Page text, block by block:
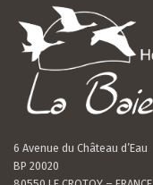
6 Avenue du Château d’Eau
BP 20020